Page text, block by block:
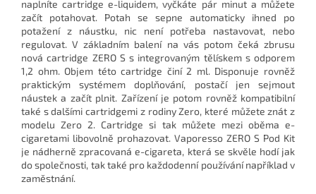
naplníte cartridge e-liquidem, vyčkáte pár minut a můžete
začít potahovat. Potah se sepne automaticky ihned po
potažení z náustku, nic není potřeba nastavovat, nebo
regulovat. V základním balení na vás potom čeká zbrusu
nová cartridge ZERO S s integrovaným tělískem s odporem
1,2 ohm. Objem této cartridge činí 2 ml. Disponuje rovněž
praktickým systémem doplňování, postačí jen sejmout
náustek a začít plnit. Zařízení je potom rovněž kompatibilní
také s dalšími cartridgemi z rodiny Zero, které můžete znát z
modelu Zero 2. Cartridge si tak můžete mezi oběma e-
cigaretami libovolně prohazovat. Vaporesso ZERO S Pod Kit
je nádherně zpracovaná e-cigareta, která se skvěle hodí jak
do společnosti, tak také pro každodenní používání například v
zaměstnání.